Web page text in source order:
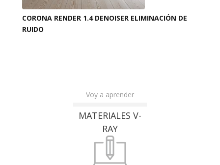
CORONA RENDER 1.4 DENOISER ELIMINACIÓN DE
RUIDO
Voy a aprender
MATERIALES V-
RAY